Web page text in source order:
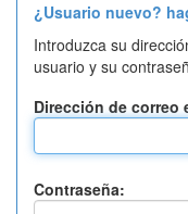
¿Usuario nuevo?
Introduzca su
usuario y su
Dirección de correo
Contraseña: